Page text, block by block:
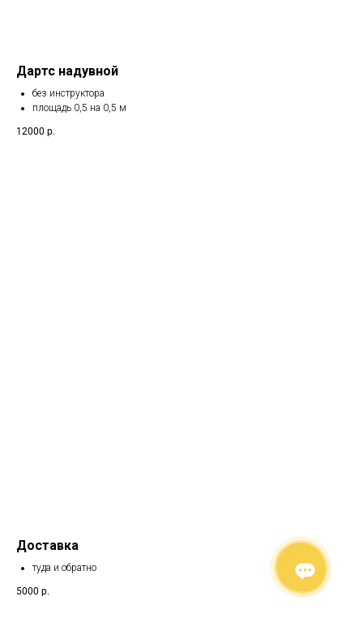
Дартс надувной
без инструктора
площадь 0,5 на 0,5 м
12000 р.
Доставка
туда и обратно
5000 р.